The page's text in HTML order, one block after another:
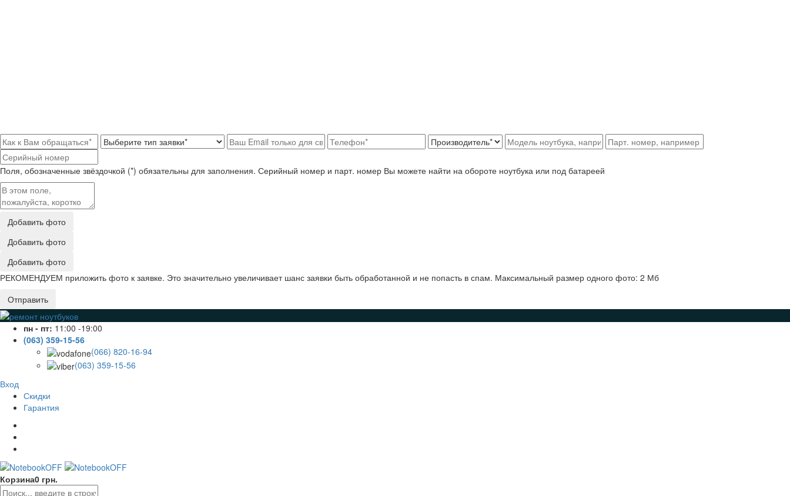
Поля, обозначенные звёздочкой (*) обязательны для заполнения. Серийный номер и парт. номер Вы можете найти на обороте ноутбука или под батареей
Добавить фото
Добавить фото
Добавить фото
РЕКОМЕНДУЕМ приложить фото к заявке. Это значительно увеличивает шанс заявки быть обработанной и не попасть в спам. Максимальный размер одного фото: 2 Мб
Отправить
пн - пт: 11:00 -19:00
(063) 359-15-56
(066) 820-16-94
(063) 359-15-56
Вход
Скидки
Гарантия
Корзина0 грн.